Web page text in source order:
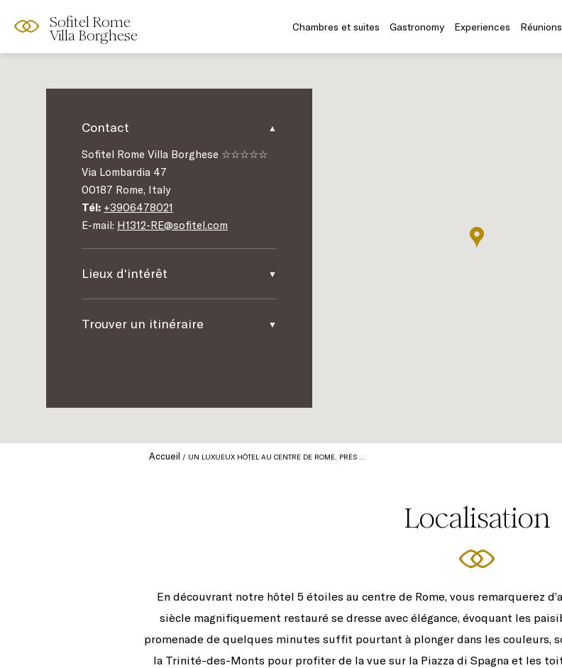
Sofitel Rome
Villa Borghese
Chambres et suites Gastronomy Experiences
Contact
Sofitel Rome Villa Borghese ☆☆☆☆☆
Via Lombardia 47
00187 Rome, Italy
Tél: +3906478021
E-mail: H1312-RE@sofitel.com
Lieux d'intérêt
Trouver un itinéraire
Accueil UN LUXUEUX HÔTEL AU CENTRE DE ROME, PRÈS …
Localisation
En découvrant notre hôtel 5 étoiles au centre de Rome, vous remarquerez
siècle magnifiquement restauré se dresse avec élégance, évoquant les
promenade de quelques minutes suffit pourtant à plonger dans les couleurs,
la Trinité-des-Monts pour profiter de la vue sur la Piazza di Spagna et les